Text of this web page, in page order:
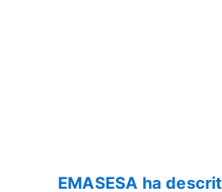
EMASESA ha